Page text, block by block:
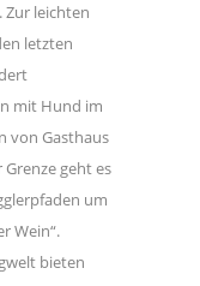
Zur leichten
letzten
mit Hund im
von Gasthaus
Grenze geht es
um
Wein“.
bieten